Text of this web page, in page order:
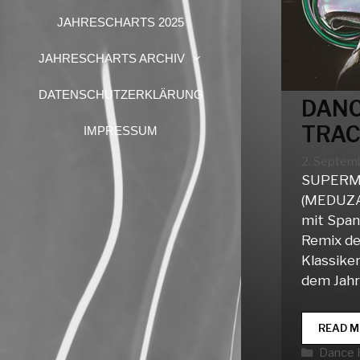
JAHRESCHARTS 2025
JAHRESCHARTS ARCHIV
DATENSCHUTZERKLÄRUNG
IMPRESSUM
mit
Remix
dem
READ
Dance